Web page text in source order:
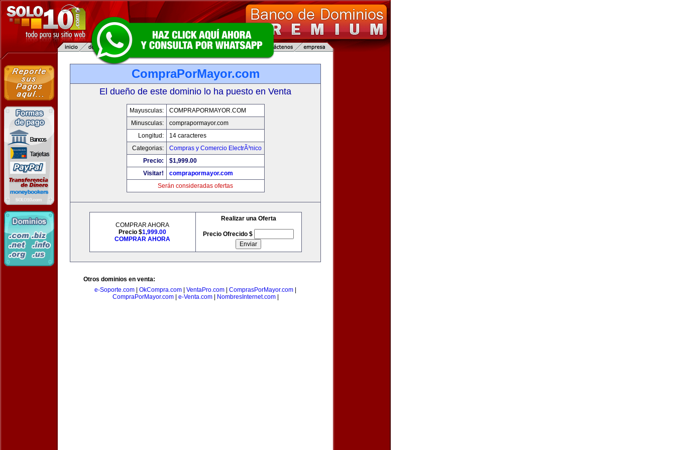
CompraPorMayor.com
El dueño de este dominio lo ha puesto en Venta
Mayusculas:
COMPRAPORMAYOR.COM
Minusculas:
comprapormayor.com
Longitud:
14 caracteres
Categorias:
Compras y Comercio ElectrÃ³nico
Precio:
$1,999.00
Visitar!
comprapormayor.com
Serán consideradas ofertas
COMPRAR AHORA
Precio $1,999.00
COMPRAR AHORA
Realizar una Oferta
Precio Ofrecido $
Otros dominios en venta:
e-Soporte.com
OkCompra.com VentaPro.com ComprasPorMayor.com
CompraPorMayor.com| e-Venta.com| NombresInternet.com|